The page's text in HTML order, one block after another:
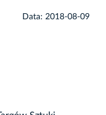
Data: 2018-08-09